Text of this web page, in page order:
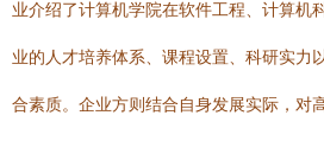
业介绍了计算机学院在软件工程、计算机
业的人才培养体系、课程设置、科研实力
合素质。企业方则结合自身发展实际，对